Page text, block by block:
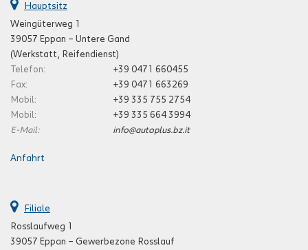
Hauptsitz
Weingüterweg 1
39057 Eppan – Untere Gand
(Werkstatt, Reifendienst)
Telefon:
+39 0471 660455
Fax:
+39 0471 663269
Mobil:
+39 335 755 2754
Mobil:
+39 335 664 3994
E-Mail:
info@autoplus.bz.it
Anfahrt
Filiale
Rosslaufweg 1
39057 Eppan – Gewerbezone Rosslauf